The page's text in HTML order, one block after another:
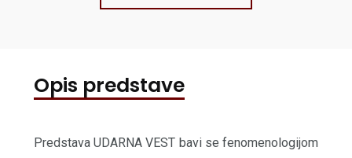
Opis predstave
Predstava UDARNA VEST bavi se fenomenologijom